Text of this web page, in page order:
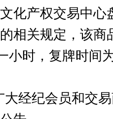
化产权交易中心
相关规定，该商
小时，复牌时间
大经纪会员和交